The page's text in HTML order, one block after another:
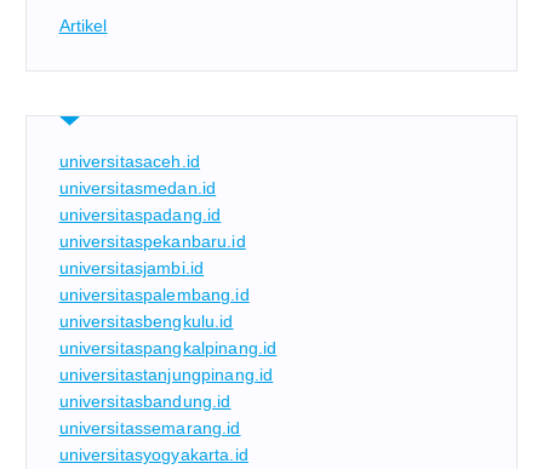
Artikel
universitasaceh.id
universitasmedan.id
universitaspadang.id
universitaspekanbaru.id
universitasjambi.id
universitaspalembang.id
universitasbengkulu.id
universitaspangkalpinang.id
universitastanjungpinang.id
universitasbandung.id
universitassemarang.id
universitasyogyakarta.id